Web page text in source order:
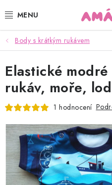
na
KOJENECKÉ, DĚTSKÉ
ČEPICE, RUKAVICE,
OSUŠKY, BRYNDÁKY, DEKY,
POUKAZY
KONTAKTY
Body s krátkým rukávem
Elastické
rukáv, moře,
1 hodnocení